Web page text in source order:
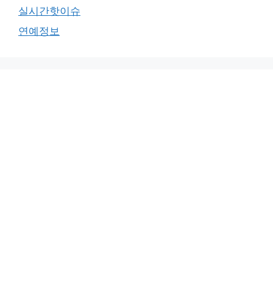
실시간핫이슈
연예정보